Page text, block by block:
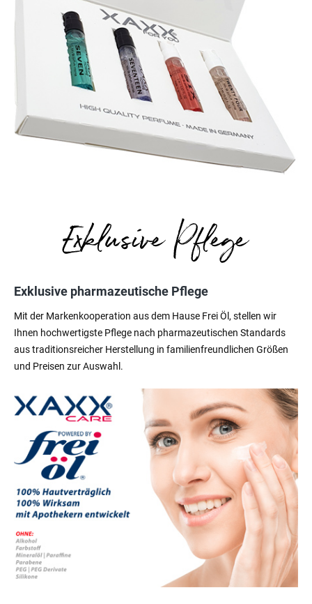
Exklusive pharmazeutische Pflege
Mit der Markenkooperation aus dem Hause Frei Öl, stellen wir
Ihnen hochwertigste Pflege nach pharmazeutischen Standards
aus traditionsreicher Herstellung in familienfreundlichen Größen
und Preisen zur Auswahl.